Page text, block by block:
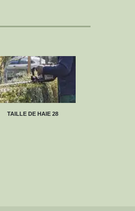
TAILLE DE HAIE 28